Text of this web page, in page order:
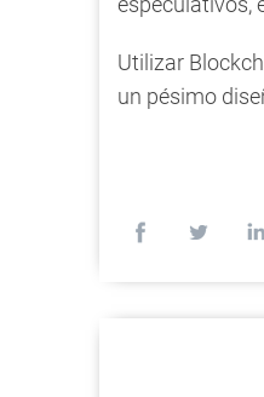
Utilizar
un pésimo